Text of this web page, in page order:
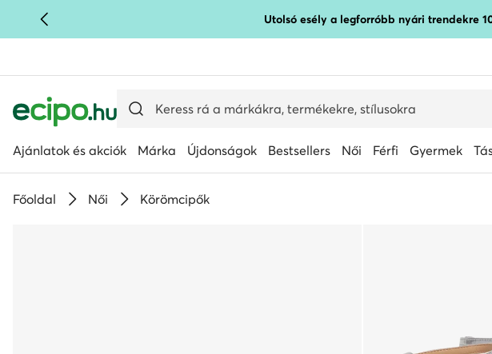
UGRÁS A FŐ TARTALOMRA Utolsó esély a legforróbb nyári trendekre
Ajánlatok és akciók Márka Újdonságok Bestsellers Női Férfi Gyermek
Főoldal Női Körömcipők